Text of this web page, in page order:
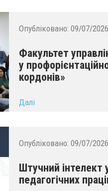
Опубліковано: 09/07/2026
Факультет
у
кордонів»
Далі
Опубліковано: 09/07/2026
Штучний інтелект
педагогічних